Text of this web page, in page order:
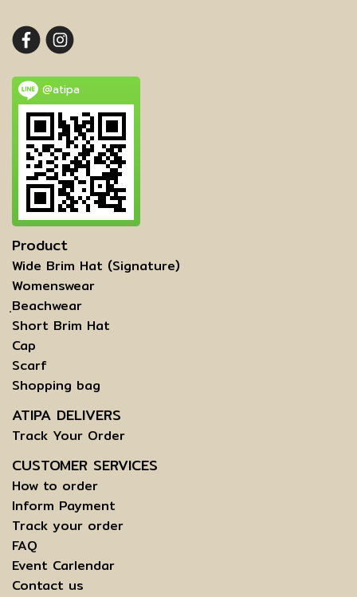
@atipa
Product
Wide Brim Hat (Signature)
Womenswear
ฺBeachwear
Short Brim Hat
Cap
Scarf
Shopping bag
ATIPA DELIVERS
Track Your Order
CUSTOMER SERVICES
How to order
Inform Payment
Track your order
FAQ
Event Carlendar
Contact us